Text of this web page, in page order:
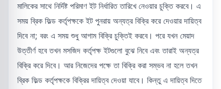
মালিকের সাথে নির্দিষ্ট পরিমাণ ইট নির্ধারিত তারিখে নেওয়ার চুক্তি করবে। এ
সময় ব্রিক ফিল্ড কর্তৃপক্ষকে ইট পুনরায় অন্যত্র বিক্রি করে দেওয়ার দায়িত্ব
দিবে না; বরং এ সময় শুধু আগাম বিক্রি চুক্তিই করবে। পরে যখন মেয়াদ
উত্তীর্ণ হবে তখন মসজিদ কর্তৃপক্ষ ইটগুলো বুঝে নিবে এবং তারাই অন্যত্র
বিক্রি করে দিবে। আর নিজেদের পক্ষে তা বিক্রি করা সম্ভব না হলে তখন
ব্রিক ফিল্ড কর্তৃপক্ষকে বিক্রির দায়িত্ব দেওয়া যাবে। কিন্তু এ দায়িত্ব দিতে